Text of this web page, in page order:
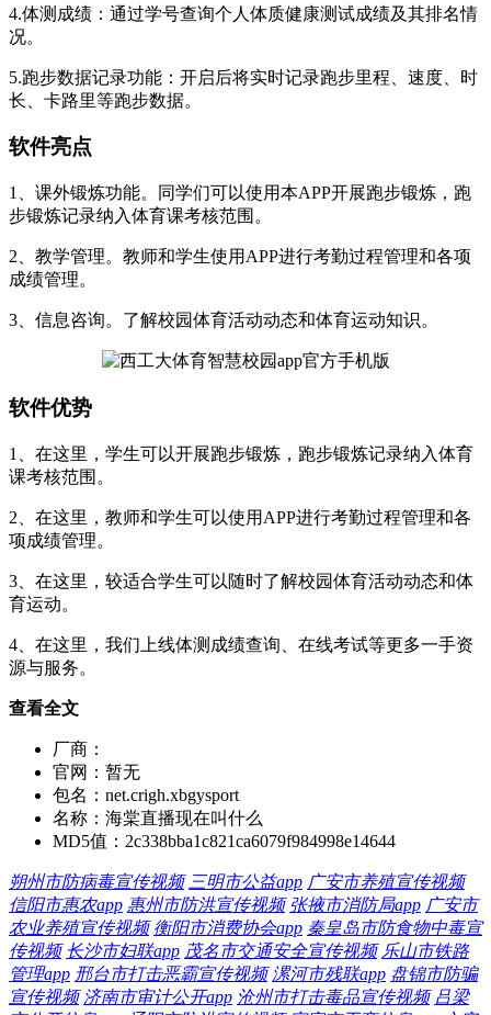
4.体测成绩：通过学号查询个人体质健康测试成绩及其排名情
况。
5.跑步数据记录功能：开启后将实时记录跑步里程、速度、时
长、卡路里等跑步数据。
软件亮点
1、课外锻炼功能。同学们可以使用本APP开展跑步锻炼，跑
步锻炼记录纳入体育课考核范围。
2、教学管理。教师和学生使用APP进行考勤过程管理和各项
成绩管理。
3、信息咨询。了解校园体育活动动态和体育运动知识。
软件优势
1、在这里，学生可以开展跑步锻炼，跑步锻炼记录纳入体育
课考核范围。
2、在这里，教师和学生可以使用APP进行考勤过程管理和各
项成绩管理。
3、在这里，较适合学生可以随时了解校园体育活动动态和体
育运动。
4、在这里，我们上线体测成绩查询、在线考试等更多一手资
源与服务。
查看全文
厂商：
官网： 暂无
包名： net.crigh.xbgysport
名称： 海棠直播现在叫什么
MD5值： 2c338bba1c821ca6079f984998e14644
朔州市防病毒宣传视频 三明市公益app 广安市养殖宣传视频
信阳市惠农app 惠州市防洪宣传视频 张掖市消防局app 广安市
农业养殖宣传视频 衡阳市消费协会app 秦皇岛市防食物中毒宣
传视频 长沙市妇联app 茂名市交通安全宣传视频 乐山市铁路
管理app 邢台市打击恶霸宣传视频 漯河市残联app 盘锦市防骗
宣传视频 济南市审计公开app 沧州市打击毒品宣传视频 吕梁